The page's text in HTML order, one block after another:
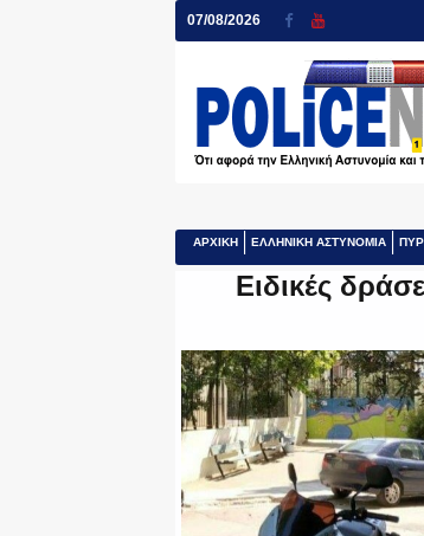
07/08/2026
ΑΡΧΙΚΗ ΕΛΛΗΝΙΚΗ ΑΣΤΥΝΟΜΙΑ
Ειδικές